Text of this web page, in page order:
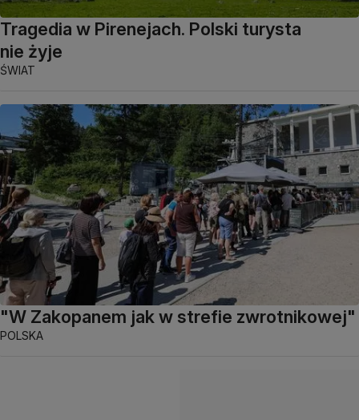
Tragedia w Pirenejach. Polski turysta
nie żyje
ŚWIAT
"W Zakopanem jak w strefie zwrotnikowej"
POLSKA